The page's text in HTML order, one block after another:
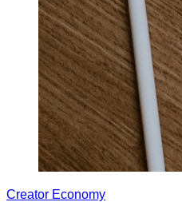
Creator Economy